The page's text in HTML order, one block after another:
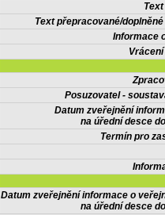
Text přepracované/
Informace
Posuzovatel -
Datum zveřejnění
na úřední desce
Termín pro
Datum zveřejnění informace o
na úřední desce